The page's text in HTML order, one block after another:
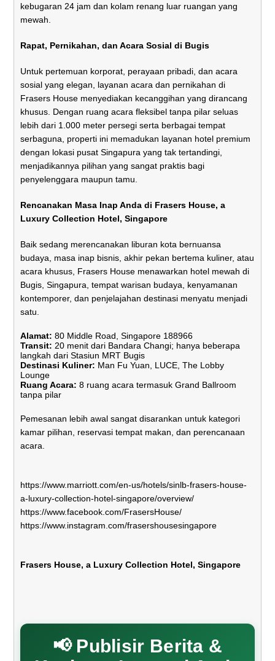
kebugaran 24 jam dan kolam renang luar ruangan yang
mewah.
Rapat, Pernikahan, dan Acara Sosial di Bugis
Untuk pertemuan korporat, perayaan pribadi, dan acara
sosial yang elegan, layanan acara dan pernikahan di
Frasers House menyediakan kecanggihan yang dirancang
khusus. Dengan ruang acara fleksibel tanpa pilar seluas
lebih dari 1.000 meter persegi serta berbagai tempat
serbaguna, properti ini memadukan layanan hotel premium
dengan lokasi pusat Singapura yang tak tertandingi,
menjadikannya pilihan yang sangat praktis bagi
penyelenggara maupun tamu.
Rencanakan Masa Inap Anda di Frasers House, a
Luxury Collection Hotel, Singapore
Baik sedang merencanakan liburan kota bernuansa
budaya, masa inap bisnis, akhir pekan bertema kuliner, atau
acara khusus, Frasers House menawarkan hotel mewah di
Bugis, Singapura, tempat warisan budaya, kenyamanan
kontemporer, dan penjelajahan destinasi menyatu menjadi
satu.
Alamat: 80 Middle Road, Singapore 188966
Transit: 20 menit dari Bandara Changi; hanya beberapa
langkah dari Stasiun MRT Bugis
Destinasi Kuliner: Man Fu Yuan, LUCE, The Lobby
Lounge
Ruang Acara: 8 ruang acara termasuk Grand Ballroom
tanpa pilar
Pemesanan lebih awal sangat disarankan untuk kategori
kamar pilihan, reservasi tempat makan, dan perencanaan
acara.
https://www.marriott.com/en-us/hotels/sinlb-frasers-house-
a-luxury-collection-hotel-singapore/overview/
https://www.facebook.com/FrasersHouse/
https://www.instagram.com/frasershousesingapore
Frasers House, a Luxury Collection Hotel, Singapore
📢 Publisir Berita &